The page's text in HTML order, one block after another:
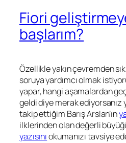
Fiori
başlarım?
Özellikle yakın çevremden
soruya yardımcı olmak
yapar, hangi aşamalardan
geldi diye merak ediyorsanız
takip ettiğim Barış Arslan’ın
ilklerinden olan değerli
yazısınıokumanızı tavsiye